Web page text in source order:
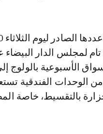
لمجلس الدار
الأسبوعية بالولوج
الوحدات الفندقية
بالتقسيط، خاصة